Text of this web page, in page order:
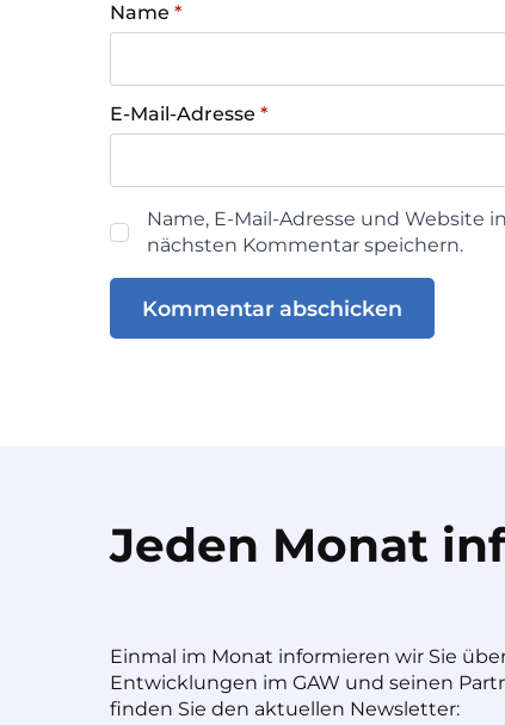
Name *
E-Mail-Adresse *
Name, E-Mail-Adresse und Website
nächsten Kommentar speichern.
Jeden Monat
Einmal im Monat informieren wir Sie
Entwicklungen im GAW und seinen
finden Sie den aktuellen Newsletter: